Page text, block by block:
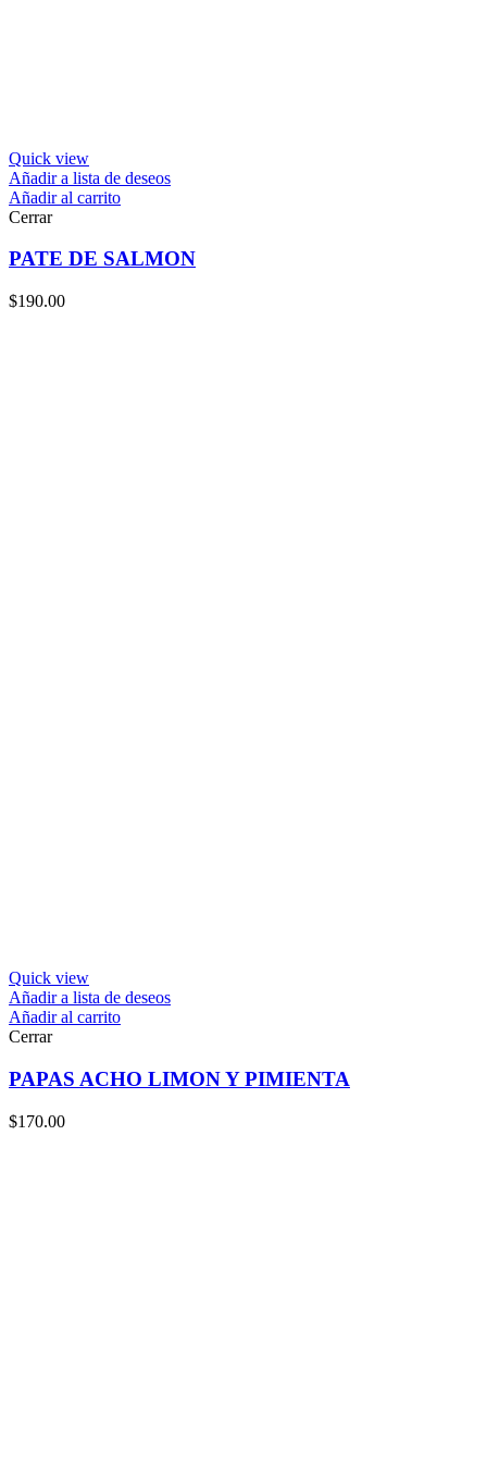
Quick view
Añadir a lista de deseos
Añadir al carrito
Cerrar
PATE DE SALMON
$190.00
Quick view
Añadir a lista de deseos
Añadir al carrito
Cerrar
PAPAS ACHO LIMON Y PIMIENTA
$170.00